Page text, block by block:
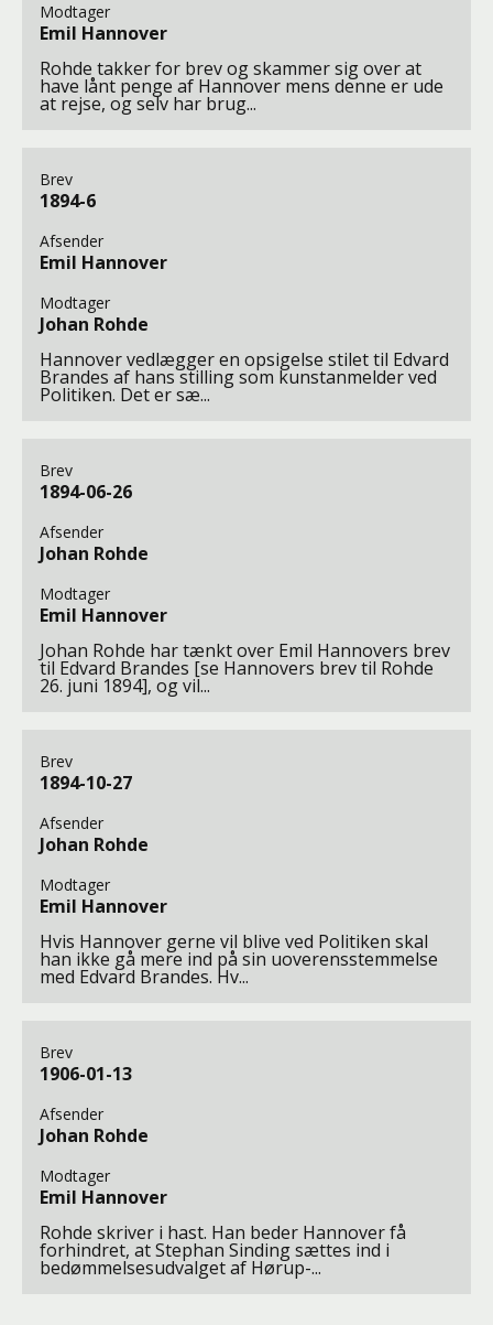
Modtager
Emil Hannover
Rohde takker for brev og skammer sig over at
have lånt penge af Hannover mens denne er ude
at rejse, og selv har brug...
Brev
1894-6
Afsender
Emil Hannover
Modtager
Johan Rohde
Hannover vedlægger en opsigelse stilet til Edvard
Brandes af hans stilling som kunstanmelder ved
Politiken. Det er sæ...
Brev
1894-06-26
Afsender
Johan Rohde
Modtager
Emil Hannover
Johan Rohde har tænkt over Emil Hannovers brev
til Edvard Brandes [se Hannovers brev til Rohde
26. juni 1894], og vil...
Brev
1894-10-27
Afsender
Johan Rohde
Modtager
Emil Hannover
Hvis Hannover gerne vil blive ved Politiken skal
han ikke gå mere ind på sin uoverensstemmelse
med Edvard Brandes. Hv...
Brev
1906-01-13
Afsender
Johan Rohde
Modtager
Emil Hannover
Rohde skriver i hast. Han beder Hannover få
forhindret, at Stephan Sinding sættes ind i
bedømmelsesudvalget af Hørup-...